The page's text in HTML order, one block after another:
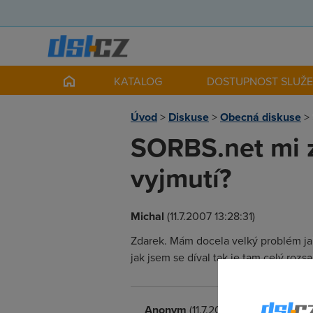
KATALOG DOSTUPNOST
Úvod> Diskuse>Obecná diskuse>
SORBS.net
vyjmutí?
Michal (11.7.2007 13:28:31)
Zdarek. Mám docela velký problém
jak jsem se díval tak je tam celý
(11.7.2007 13:33:53)